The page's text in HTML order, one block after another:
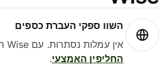
השוו ספקי העברת כספים
אין עמלות נסתרות. עם Wise תמיד תקבלו את
החליפין האמצעי.